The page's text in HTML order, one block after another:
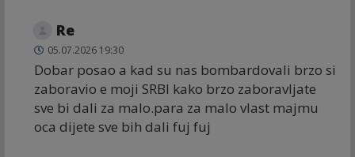
Re
05.07.2026 19:30
Dobar posao a kad su nas bombardovali brzo si
zaboravio e moji SRBI kako brzo zaboravljate
sve bi dali za malo.para za malo vlast majmu
oca dijete sve bih dali fuj fuj